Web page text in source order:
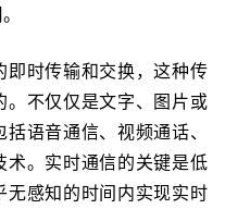
即时传输和交换，这种传
不仅仅是文字、图片或
语音通信、视频通话、
术。实时通信的关键是低
感知的时间内实现实时